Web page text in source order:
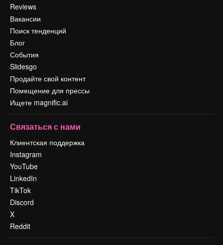
Reviews
Вакансии
Поиск тенденций
Блог
События
Slidesgo
Продайте свой контент
Помещение для прессы
Ищете magnific.ai
Связаться с нами
Клиентская поддержка
Instagram
YouTube
LinkedIn
TikTok
Discord
X
Reddit